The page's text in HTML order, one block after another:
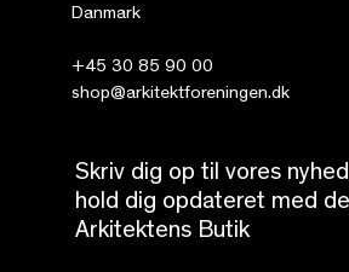
Danmark
+45 30 85 90 00
shop@arkitektforeningen.dk
Skriv dig op til vores
hold dig opdateret med
Arkitektens Butik